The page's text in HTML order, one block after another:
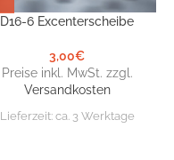
D16-6 Excenterscheibe
3,00€
Preise inkl. MwSt. zzgl.
Versandkosten
Lieferzeit: ca. 3 Werktage